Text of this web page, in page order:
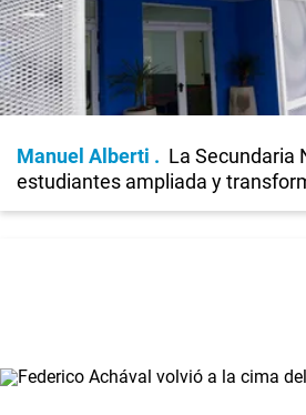
Manuel Alberti
La Secundaria
estudiantes ampliada y